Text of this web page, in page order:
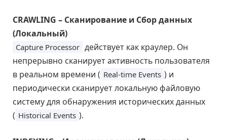
CRAWLING – Сканирование и Сбор данных
(Локальный)
Capture Processor действует как краулер. Он
непрерывно сканирует активность пользователя
в реальном времени ( Real-time Events ) и
периодически сканирует локальную файловую
систему для обнаружения исторических данных
( Historical Events ).